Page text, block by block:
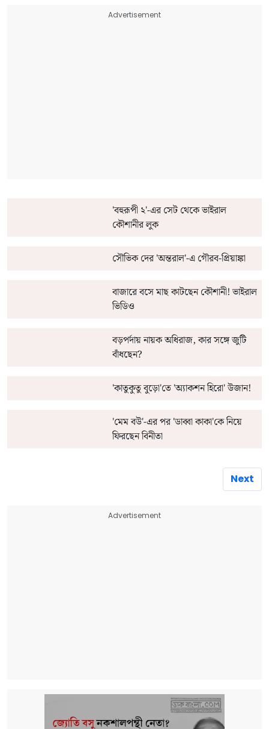
Advertisement
'বহুরূপী ২'-এর সেট থেকে ভাইরাল
কৌশানীর লুক
সৌভিক দের 'অন্তরাল'-এ গৌরব-প্রিয়াঙ্কা
বাজারে বসে মাছ কাটছেন কৌশানী! ভাইরাল
ভিডিও
বড়পর্দায় নায়ক অধিরাজ, কার সঙ্গে জুটি
বাঁধছেন?
'কাতুকুতু বুড়ো'তে 'অ্যাকশন হিরো' উজান!
'মেম বউ'-এর পর 'ডাব্বা কাকা'কে নিয়ে
ফিরছেন বিনীতা
Next
Advertisement